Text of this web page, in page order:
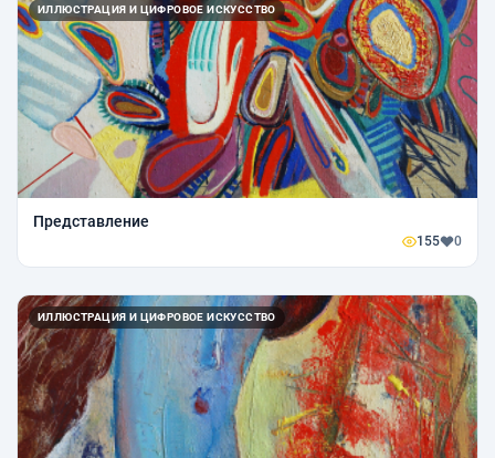
ИЛЛЮСТРАЦИЯ И ЦИФРОВОЕ ИСКУССТВО
Представление
155 0
ИЛЛЮСТРАЦИЯ И ЦИФРОВОЕ ИСКУССТВО